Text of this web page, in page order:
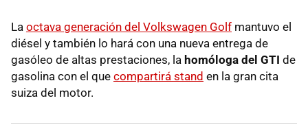
La octava generación del Volkswagen Golf mantuvo el
diésel y también lo hará con una nueva entrega de
gasóleo de altas prestaciones, la homóloga del GTI de
gasolina con el que compartirá stand en la gran cita
suiza del motor.